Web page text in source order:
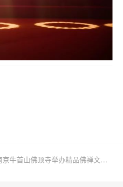
下一篇：形式多样 南京牛首山佛顶寺举办精品佛禅文化体验活动